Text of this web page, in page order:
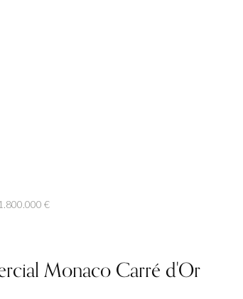
€
Monaco Carré d'Or